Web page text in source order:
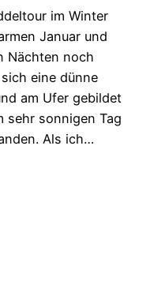
im Winter
Januar und
Nächten noch
eine dünne
am Ufer gebildet
sehr sonnigen Tag
Als ich…